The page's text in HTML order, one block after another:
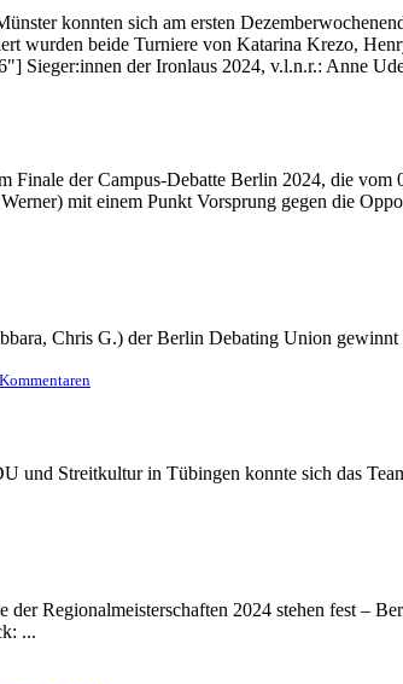
Debatte
Magdeburg
konnten sich am ersten
wurden beide Turniere von Katarina Krezo,
der Ironlaus 2024, v.l.n.r.: Anne
Finale der Campus-Debatte Berlin 2024, die vom
mit einem Punkt Vorsprung gegen die
Chris G.) der Berlin Debating Union gewinnt
und Streitkultur in Tübingen konnte sich das
der Regionalmeisterschaften 2024 stehen fest –
...